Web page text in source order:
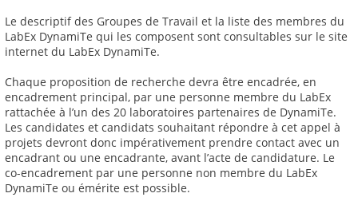
Le descriptif des Groupes de Travail et la liste des membres du
LabEx DynamiTe qui les composent sont consultables sur le site
internet du LabEx DynamiTe.
Chaque proposition de recherche devra être encadrée, en
encadrement principal, par une personne membre du LabEx
rattachée à l’un des 20 laboratoires partenaires de DynamiTe.
Les candidates et candidats souhaitant répondre à cet appel à
projets devront donc impérativement prendre contact avec un
encadrant ou une encadrante, avant l’acte de candidature. Le
co-encadrement par une personne non membre du LabEx
DynamiTe ou émérite est possible.